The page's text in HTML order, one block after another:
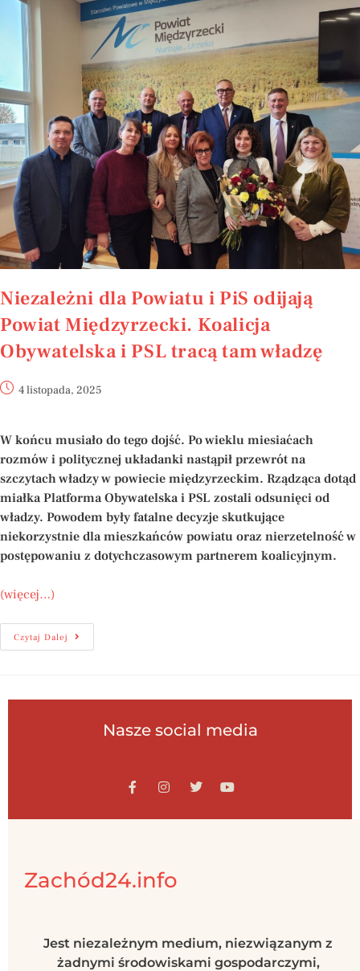
Niezależni dla Powiatu i PiS odijają
Powiat Międzyrzecki. Koalicja
Obywatelska i PSL tracą tam władzę
4 listopada, 2025
W końcu musiało do tego dojść. Po wieklu miesiaćach
rozmów i politycznej układanki nastąpił przewrót na
szczytach władzy w powiecie międzyrzeckim. Rządząca dotąd
miałka Platforma Obywatelska i PSL zostali odsunięci od
władzy. Powodem były fatalne decyzje skutkujące
niekorzystnie dla mieszkańców powiatu oraz nierzetelność w
postępowaniu z dotychczasowym partnerem koalicyjnym.
(więcej…)
Czytaj Dalej
Nasze social media
Zachód24.info
Jest niezależnym medium, niezwiązanym z
żadnymi środowiskami gospodarczymi,